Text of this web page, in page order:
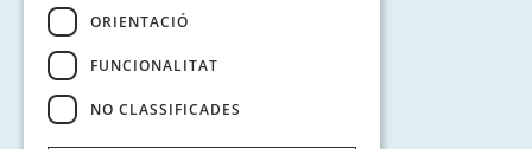
ORIENTACIÓ
FUNCIONALITAT
NO CLASSIFICADES